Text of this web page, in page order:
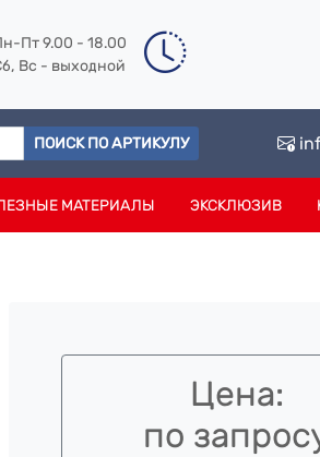
Пт 9.00 - 18.00
Вс - выходной
ПОИСК ПО АРТИКУЛУ
МАТЕРИАЛЫ ЭКСКЛЮЗИВ
Цена:
по